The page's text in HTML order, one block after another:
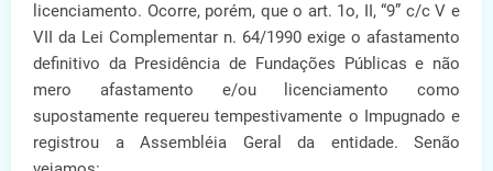
licenciamento. Ocorre, porém, que o art. 1o, II, “9” c/c V e
VII da Lei Complementar n. 64/1990 exige o afastamento
definitivo da Presidência de Fundações Públicas e não
mero afastamento e/ou licenciamento como
supostamente requereu tempestivamente o Impugnado e
registrou a Assembléia Geral da entidade. Senão